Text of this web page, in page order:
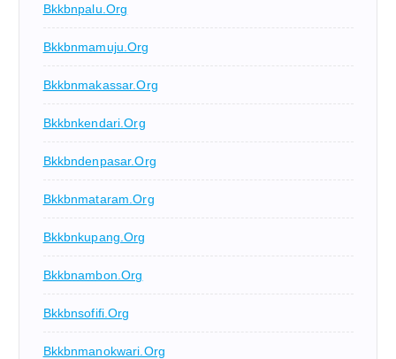
Bkkbnpalu.org
Bkkbnmamuju.org
Bkkbnmakassar.org
Bkkbnkendari.org
Bkkbndenpasar.org
Bkkbnmataram.org
Bkkbnkupang.org
Bkkbnambon.org
Bkkbnsofifi.org
Bkkbnmanokwari.org